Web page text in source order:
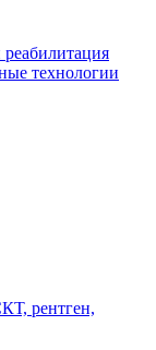
технологии
рентген,